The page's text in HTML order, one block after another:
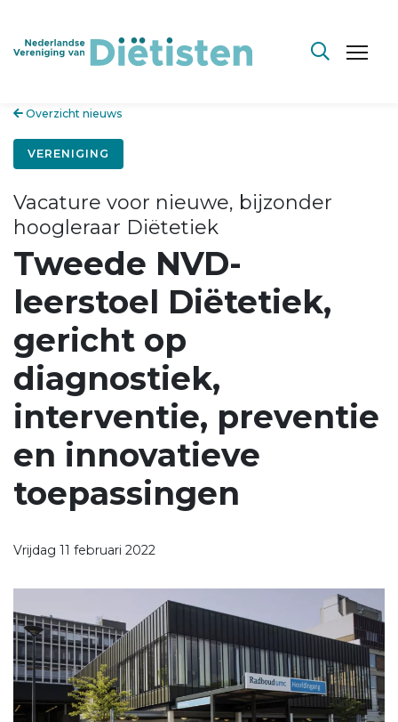
Overzicht nieuws
VERENIGING
Vacature voor nieuwe, bijzonder
hoogleraar Diëtetiek
Tweede NVD-
leerstoel Diëtetiek,
gericht op
diagnostiek,
interventie, preventie
en innovatieve
toepassingen
Vrijdag 11 februari 2022